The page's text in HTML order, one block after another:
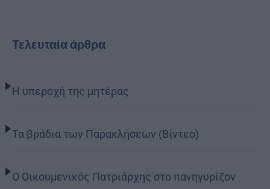
Τελευταία άρθρα
Η υπεροχή της μητέρας
Τα βράδια των Παρακλήσεων (Βίντεο)
Ο Οικουμενικός Πατριάρχης στο πανηγυρίζον